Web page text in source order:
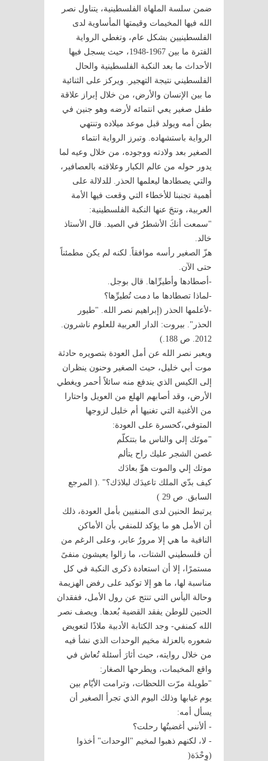
ضمن سلسة الملهاة الفلسطينية، يتناول نصر
الله فيها المخيمات وقيمتها المأساوية لدى
الفلسطينيين بشكل عام، وتغطي الرواية
الفترة ما بين 1967-1948، حيث يسجل فيها
الأحداث ما بعد النكبة الفلسطينية والحال
الفلسطيني نتيجة التهجير. ويركز على الثنائية
ما بين الإنسان والأرض، من خلال إبراز علاقة
طفل صغير يعي انتمائه لأرضه وهو جنين في
بطن أمه ويولد قبل موعد ميلاده وتنتهي
الرواية باستشهاده. وتبرز الرواية انتماء
الصغير بعد ولادته ووجوده، من خلال وعيه لما
يدور حوله من عالم الكبار وعلاقته بالعصافير،
والتي يصطادها ليعلمها الحذر. للدلالة على
أهمية تجنبنا للأخطاء التي وقعت فيها الأمة
العربية، ونتجَ عنها النكبة الفلسطينية:
"سمعت أنكَ الأشطرُ في الصيد. قال الأستاذ
خالد.
هزّ الصغير رأسه موافقاً. لكنه لم يكن مطمئناً
حتى الآن.
-أصطادها وأطيرِّاها. قال بوجل.
-لماذا تصطادها ما دمت تُطيرِّها؟
-لأعلمها الحذر (إبراهيم نصر الله. "طيور
الحذر". بيروت: الدار العربية للعلوم ناشرون.
2012. ص 188.)
ويعبر نصر الله عن أمل العودة بتصويره حادثة
موت أبي خليل، حيث الصغير وحنون ينظران
إلى الكيس الذي يندفع منه سائلاً أحمر ويغطي
الأرض، وقد أصابهم الهلع من العويل واحتارا
من الأغنية التي تغنيها أم خليل لزوجها
المتوفي،كحسرة على العودة:
"موتَك إلي والناس ما بتتكلّم
غصن الشجر عليك راح يتألم
موتك إلي والموت هوِّ بعادَك
كيف بدّي الملك تاعيدَك لبلادَك؟" .( المرجع
السابق. ص 29 )
يرتبط الحنين لدى المنفيين بأمل العودة، ذلك
أن الأمل هو ما يؤكد للمنفي بأن الأماكن
النافية ما هي إلا مرورٌ عابر، وعلى الرغم من
أن فلسطيني الشتات، ما زالوا يعيشون منفىً
مستمرًا، إلا أن استعادة ذكرى النكبة في كل
مناسبة لها، ما هو إلا توكيد على رفض الهزيمة
وحالة اليأس التي تنتج عن رول الأمل، ففقدان
الحنين للوطن يفقد القضية بُعدها. ويصف نصر
الله كمنفي- وجد الكتابة الأدبية ملاذًا لتعويض
شعوره بالعزلة مخيم الوحدات الذي نشأ فيه
من خلال روايته، حيث أثارَ أسئلة تُعاش في
واقع المخيمات، ويطرحها الصغار:
"طويلة مرّت اللحظات، وترامت الأيّام بين
يوم غيابها وذلك اليوم الذي تجرأ الصغير أن
يسأل أمه:
- ألأنني أغضبتُها رحلت؟
- لا، لكنهم ذهبوا لمخيم "الوحدات" أخذوا
(وِحْدَة(